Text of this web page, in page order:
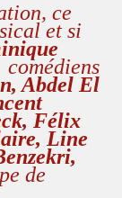
ce
et si
Abdel El
Félix
Line
de